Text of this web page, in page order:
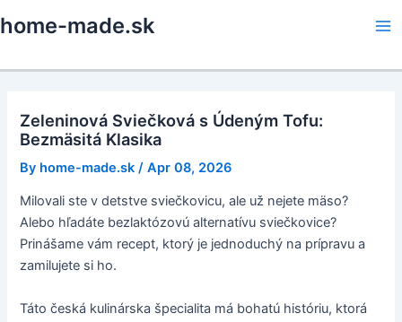
to
home-made.sk
Zeleninová Sviečková s Údeným Tofu:
Bezmäsitá Klasika
By home-made.sk /Apr 08, 2026
Milovali ste v detstve sviečkovicu, ale už nejete mäso?
Alebo hľadáte bezlaktózovú alternatívu sviečkovice?
Prinášame vám recept, ktorý je jednoduchý na prípravu a
zamilujete si ho.
Táto česká kulinárska špecialita má bohatú históriu, ktorá